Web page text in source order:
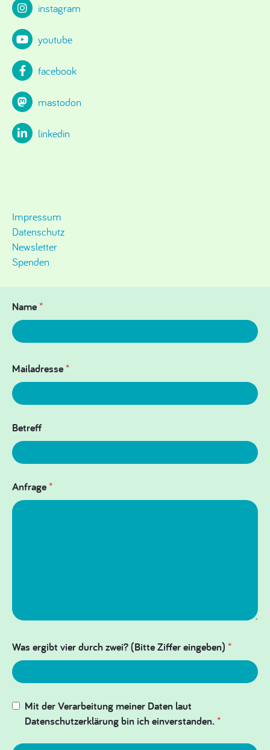
instagram
youtube
facebook
mastodon
linkedin
Impressum
Datenschutz
Newsletter
Spenden
Name*
Mailadresse*
Betreff
Anfrage*
Was ergibt vier durch zwei? (Bitte Ziffer eingeben) *
Mit der Verarbeitung meiner Daten laut
Datenschutzerklärung bin ich einverstanden. *